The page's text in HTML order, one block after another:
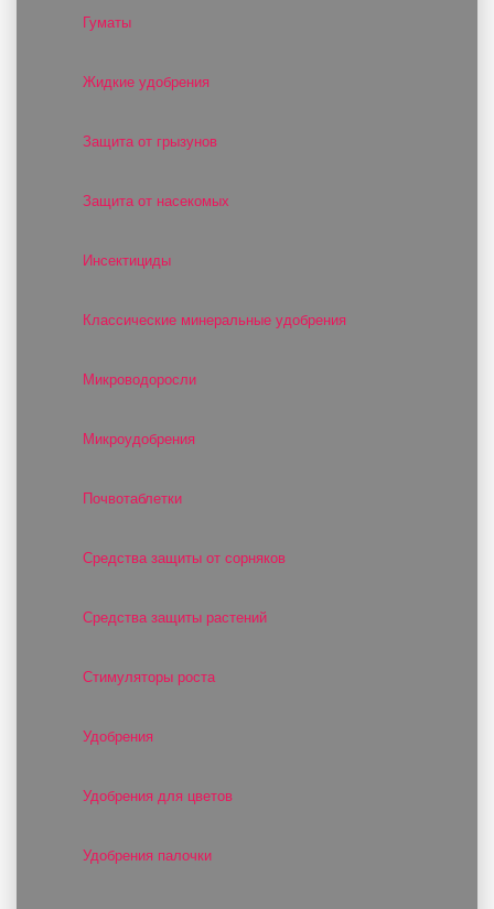
Гуматы
Жидкие удобрения
Защита от грызунов
Защита от насекомых
Инсектициды
Классические минеральные удобрения
Микроводоросли
Микроудобрения
Почвотаблетки
Средства защиты от сорняков
Средства защиты растений
Стимуляторы роста
Удобрения
Удобрения для цветов
Удобрения палочки